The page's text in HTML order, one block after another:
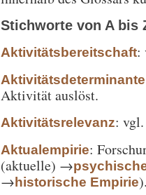
Stichworte von A bis
Aktivitätsbereitschaft:
Aktivitätsdeterminante
Aktivität auslöst.
Aktivitätsrelevanz:
Aktualempirie:
(aktuelle) →
→historische Empirie